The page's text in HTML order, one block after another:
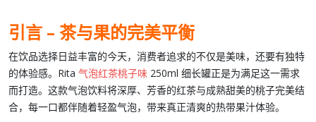
引言 – 茶与果的完美平衡
在饮品选择日益丰富的今天，消费者追求的不仅是美味，还要有独特
的体验感。 Rita 气泡红茶桃子味 250ml 细长罐正是为满足这一需求
而打造。这款气泡饮料将深厚、芳香的红茶与成熟甜美的桃子完美结
合，每一口都伴随着轻盈气泡，带来真正清爽的热带果汁体验。